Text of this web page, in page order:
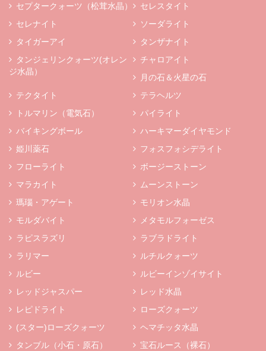
セプタークォーツ（松茸水晶）
セレスタイト
セレナイト
ソーダライト
タイガーアイ
タンザナイト
タンジェリンクォーツ(オレン
ジ水晶）
チャロアイト
月の石＆火星の石
テクタイト
テラヘルツ
トルマリン（電気石）
パイライト
バイキングボール
ハーキマーダイヤモンド
姫川薬石
フォスフォシデライト
フローライト
ボージーストーン
マラカイト
ムーンストーン
瑪瑙・アゲート
モリオン水晶
モルダバイト
メタモルフォーゼス
ラピスラズリ
ラブラドライト
ラリマー
ルチルクォーツ
ルビー
ルビーインゾイサイト
レッドジャスパー
レッド水晶
レピドライト
ローズクォーツ
(スター)ローズクォーツ
ヘマチッタ水晶
タンブル（小石・原石）
宝石ルース（裸石）